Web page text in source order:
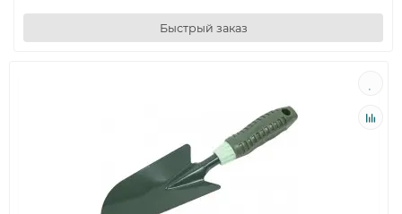
Быстрый заказ